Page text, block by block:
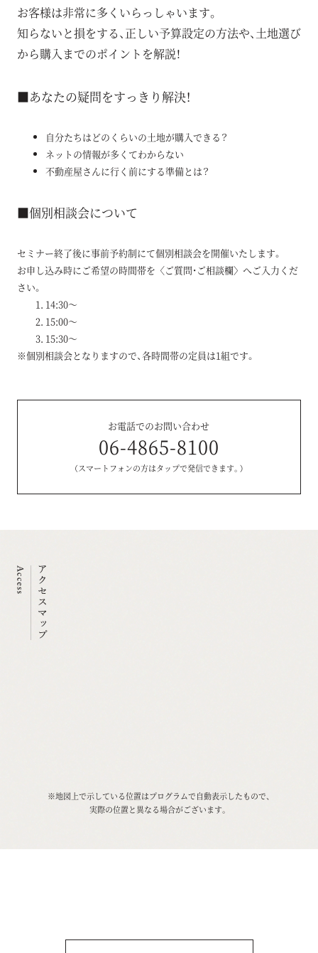
お客様は非常に多くいらっしゃいます。
知らないと損をする、正しい予算設定の方法や、土地選び
から購入までのポイントを解説！
■あなたの疑問をすっきり解決！
自分たちはどのくらいの土地が購入できる？
ネットの情報が多くてわからない
不動産屋さんに行く前にする準備とは？
■個別相談会について
セミナー終了後に事前予約制にて個別相談会を開催いたします。
お申し込み時にご希望の時間帯を〈ご質問・ご相談欄〉へご入力くだ
さい。
14:30～
15:00～
15:30～
※個別相談会となりますので、各時間帯の定員は1組です。
お電話でのお問い合わせ
06-4865-8100
（スマートフォンの方はタップで発信できます。）
※地図上で示している位置はプログラムで自動表示したもので、
実際の位置と異なる場合がございます。